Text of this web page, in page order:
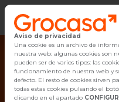
Vender
Buscar
Aviso de privacidad
Una cookie es un archivo de
nuestra web: algunas cookies son
pueden ser de varios tipos: las
funcionamiento de nuestra web y
defecto. El resto de cookies sirven
todas estas cookies pulsando el
clicando en el apartado